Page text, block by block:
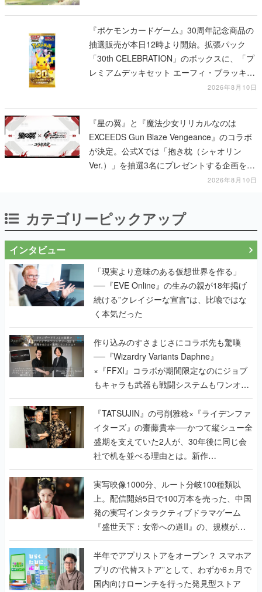
『ポケモンカードゲーム』30周年記念商品の
抽選販売が本日12時より開始。拡張パック
「30th CELEBRATION」のボックスに、「プ
レミアムデッキセット エーフィ・ブラッキ
ー」「FUTURISTIC BOX」の計3商品2026年8月10日
『星の翼』と『魔法少女リリカルなのは
EXCEEDS Gun Blaze Vengeance』のコラボ
が決定。公式Xでは「抱き枕（シャオリン
Ver.）」を抽選3名にプレゼントする企画を実
2026年8月10日
カテゴリーピックアップ
インタビュー
「現実より意味のある仮想世界を作る」
──『EVE Online』の生みの親が18年掲げ
続ける”クレイジーな宣言”は、比喩ではな
く本気だった
作り込みのすさまじさにコラボ先も驚嘆
──『Wizardry Variants Daphne』
×『FFXI』コラボが期間限定なのにジョブ
もキャラも武器も戦闘システムもワンオフ
で作り込まれた理由を両ディレクターに聞
く
『TATSUJIN』の弓削雅稔×『ライデンファ
イターズ』の齋藤貴幸──かつて縦シュー全
盛期を支えていた2人が、30年後に同じ会
社で机を並べる理由とは。新作
『TATSUJIN EXTREME』で初タッグを組
んだレジェンド2人に訊く開発秘話
実写映像1000分、ルート分岐100種類以
上。配信開始5日で100万本を売った、中国
発の実写インタラクティブドラマゲーム
『盛世天下：女帝への道II』の、規模が違
うこだわりをプロデューサーに聞いた
半年でアプリストアをオープン？ スマホア
プリの“代替ストア”として、わずか6ヵ月で
国内向けローンチを行った発見型ストア